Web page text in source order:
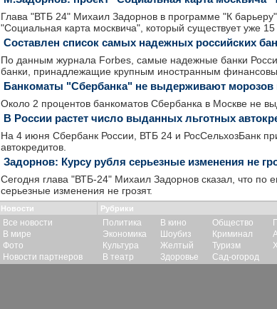
Глава "ВТБ 24" Михаил Задорнов в программе "К
"Социальная карта москвича", который существует уже
Составлен список самых надежных российских
По данным журнала Forbes, самые надежные банки
банки, принадлежащие крупным иностранным
Банкоматы "Сбербанка" не выдерживают морозов
Около 2 процентов банкоматов Сбербанка в Москве не
В России растет число выданных льготных
На 4 июня Сбербанк России, ВТБ 24 и РосСельхозБанк
автокредитов.
Задорнов: Курсу рубля серьезные изменения не
Сегодня глава "ВТБ-24" Михаил Задорнов сказал, что по
серьезные изменения не грозят.
Новости
Все новости
В мире
Фото
Новости партнеров
Рубрики
Политика
Экономика
Культура
В театр
В кино
Шоубиз
Желтый
Здоровье
Общество
Криминал
Туризм
Сад-огород